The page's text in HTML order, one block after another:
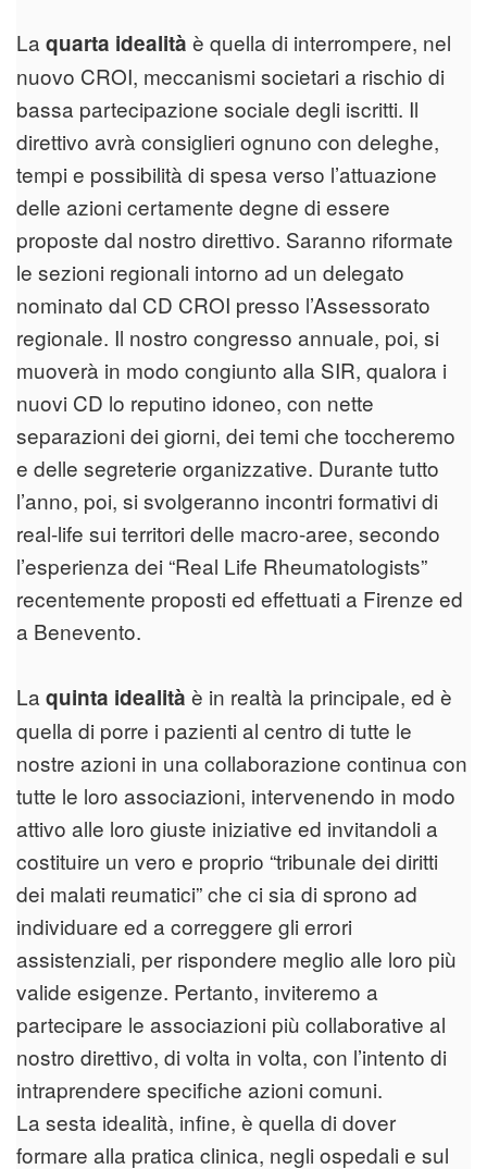
La quarta idealità è quella di interrompere, nel
nuovo CROI, meccanismi societari a rischio di
bassa partecipazione sociale degli iscritti. Il
direttivo avrà consiglieri ognuno con deleghe,
tempi e possibilità di spesa verso l’attuazione
delle azioni certamente degne di essere
proposte dal nostro direttivo. Saranno riformate
le sezioni regionali intorno ad un delegato
nominato dal CD CROI presso l’Assessorato
regionale. Il nostro congresso annuale, poi, si
muoverà in modo congiunto alla SIR, qualora i
nuovi CD lo reputino idoneo, con nette
separazioni dei giorni, dei temi che toccheremo
e delle segreterie organizzative. Durante tutto
l’anno, poi, si svolgeranno incontri formativi di
real-life sui territori delle macro-aree, secondo
l’esperienza dei “Real Life Rheumatologists”
recentemente proposti ed effettuati a Firenze ed
a Benevento.
La quinta idealità è in realtà la principale, ed è
quella di porre i pazienti al centro di tutte le
nostre azioni in una collaborazione continua con
tutte le loro associazioni, intervenendo in modo
attivo alle loro giuste iniziative ed invitandoli a
costituire un vero e proprio “tribunale dei diritti
dei malati reumatici” che ci sia di sprono ad
individuare ed a correggere gli errori
assistenziali, per rispondere meglio alle loro più
valide esigenze. Pertanto, inviteremo a
partecipare le associazioni più collaborative al
nostro direttivo, di volta in volta, con l’intento di
intraprendere specifiche azioni comuni.
La sesta idealità, infine, è quella di dover
formare alla pratica clinica, negli ospedali e sul